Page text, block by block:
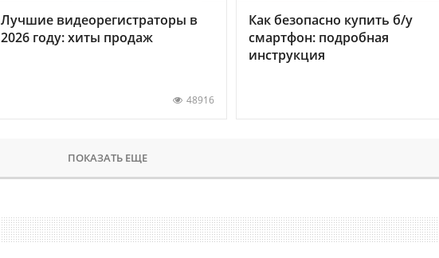
Лучшие видеорегистраторы в
2026 году: хиты продаж
48916
Как безопасно купить б/у
смартфон: подробная
инструкция
ПОКАЗАТЬ ЕЩЕ